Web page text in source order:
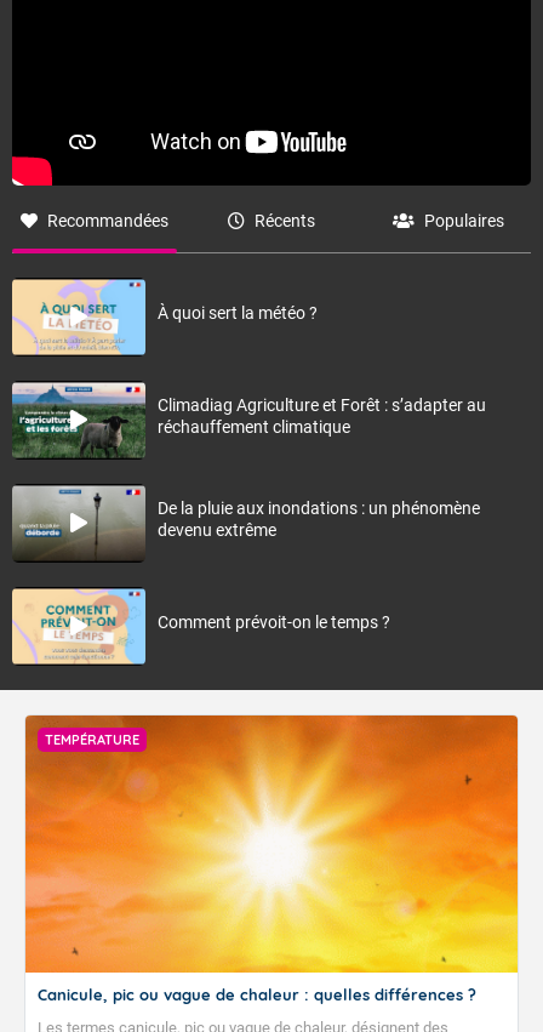
Recommandées Récents Populaires
À quoi sert la météo ?
Climadiag Agriculture et Forêt : s’adapter au
réchauffement climatique
De la pluie aux inondations : un phénomène
devenu extrême
Comment prévoit-on le temps ?
TEMPÉRATURE
Canicule, pic ou vague de chaleur : quelles différences ?
Les termes canicule, pic ou vague de chaleur, désignent des